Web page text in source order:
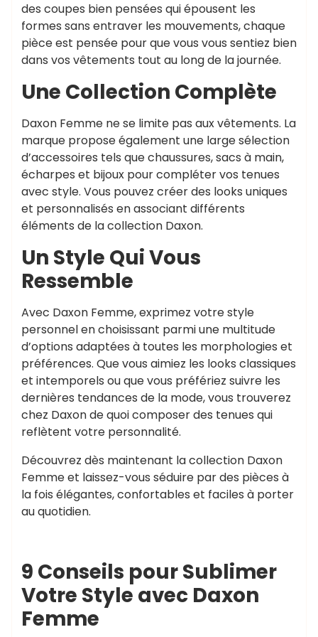
des coupes bien pensées qui épousent les
formes sans entraver les mouvements, chaque
pièce est pensée pour que vous vous sentiez bien
dans vos vêtements tout au long de la journée.
Une Collection Complète
Daxon Femme ne se limite pas aux vêtements. La
marque propose également une large sélection
d’accessoires tels que chaussures, sacs à main,
écharpes et bijoux pour compléter vos tenues
avec style. Vous pouvez créer des looks uniques
et personnalisés en associant différents
éléments de la collection Daxon.
Un Style Qui Vous
Ressemble
Avec Daxon Femme, exprimez votre style
personnel en choisissant parmi une multitude
d’options adaptées à toutes les morphologies et
préférences. Que vous aimiez les looks classiques
et intemporels ou que vous préfériez suivre les
dernières tendances de la mode, vous trouverez
chez Daxon de quoi composer des tenues qui
reflètent votre personnalité.
Découvrez dès maintenant la collection Daxon
Femme et laissez-vous séduire par des pièces à
la fois élégantes, confortables et faciles à porter
au quotidien.
9 Conseils pour Sublimer
Votre Style avec Daxon
Femme